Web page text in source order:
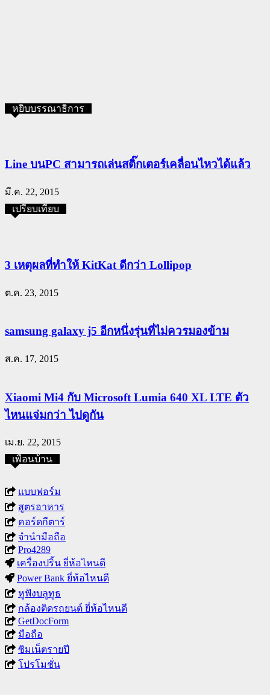
หยิบบรรณาธิการ
Line บนPC สามารถเล่นสติ๊กเตอร์เคลื่อนไหวได้แล้ว
มี.ค. 22, 2015
เปรียบเทียบ
3 เหตุผลที่ทำให้ KitKat ดีกว่า Lollipop
ต.ค. 23, 2015
samsung galaxy j5 อีกหนึ่งรุ่นที่ไม่ควรมองข้าม
ส.ค. 17, 2015
Xiaomi Mi4 กับ Microsoft Lumia 640 XL LTE ตัว
ไหนแจ่มกว่า ไปดูกัน
เม.ย. 22, 2015
เพื่อนบ้าน
แบบฟอร์ม
สูตรอาหาร
คอร์ดกีตาร์
จำนำมือถือ
Pro4289
เครื่องปริ้น ยี่ห้อไหนดี
Power Bank ยี่ห้อไหนดี
หูฟังบลูทูธ
กล้องติดรถยนต์ ยี่ห้อไหนดี
GetDocForm
มือถือ
ซิมเน็ตรายปี
โปรโมชั่น